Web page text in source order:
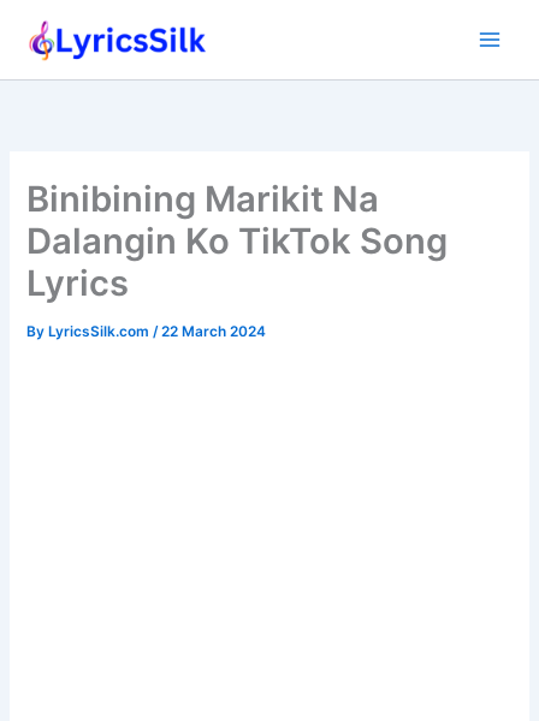
Binibining Marikit Na
Dalangin Ko TikTok Song
Lyrics
ByLyricsSilk.com /22 March 2024